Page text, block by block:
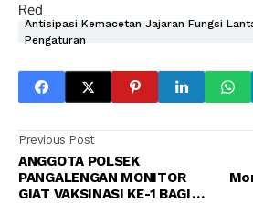
Red
Antisipasi Kemacetan Jajaran Fungsi
Pengaturan
Previous Post
ANGGOTA POLSEK
PANGALENGAN MONITOR
GIAT VAKSINASI KE-1 BAGI